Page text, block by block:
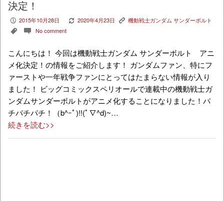
決定！
P 2015年10月28日 V 2020年4月23日 K 機動戦士ガンダム サンダーボルト
, c No comment
こんにちは！ 今回は機動戦士ガンダム サンダーボルト アニ
メ化決定！の情報をご紹介します！ ガンダムファン、特にフ
ァーストや一年戦争ファンにとってはたまらない情報が入り
ました！ ビッグコミックスペリオールで連載中の機動戦士ガ
ンダムサンダーボルトがアニメ化することになりました！パ
チパチパチ！（b^ｰﾟ)!!(ﾟ∇^d)~…
続きを読む>>